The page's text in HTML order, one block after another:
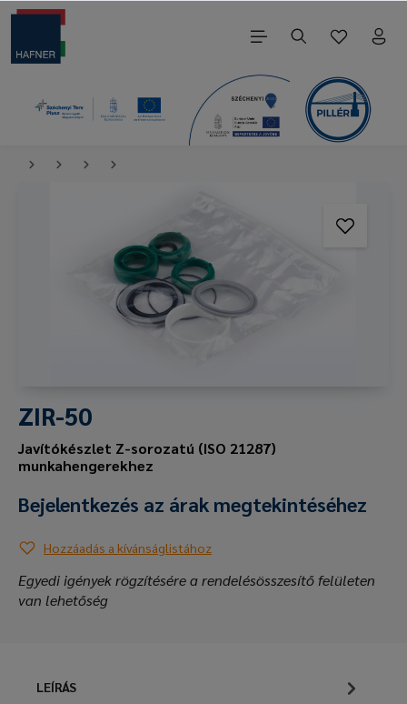
ZIR-50
Javítókészlet Z-sorozatú (ISO 21287)
munkahengerekhez
Bejelentkezés az árak megtekintéséhez
Hozzáadás a kívánságlistához
Egyedi igények rögzítésére a rendelésösszesítő felületen
van lehetőség
LEÍRÁS